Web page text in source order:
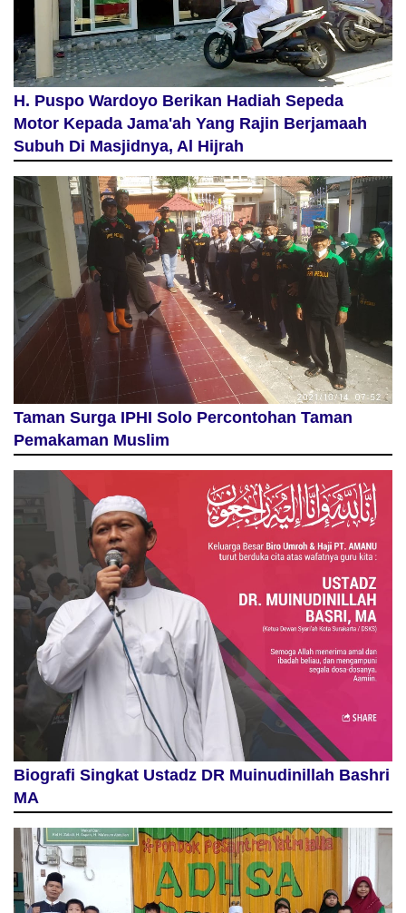
H. Puspo Wardoyo Berikan Hadiah Sepeda
Motor Kepada Jama'ah Yang Rajin Berjamaah
Subuh Di Masjidnya, Al Hijrah
Taman Surga IPHI Solo Percontohan Taman
Pemakaman Muslim
Biografi Singkat Ustadz DR Muinudinillah Bashri
MA